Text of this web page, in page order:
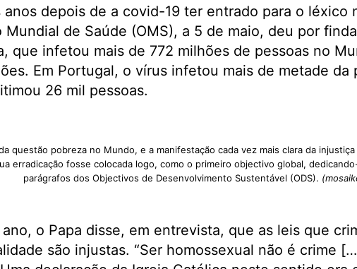
anos depois de a covid-19 ter entrado para o léxico
Mundial de Saúde (OMS), a 5 de maio, deu por
que infetou mais de 772 milhões de pessoas no
Em Portugal, o vírus infetou mais de metade da
26 mil pessoas.
questão pobreza no Mundo, e a manifestação cada vez mais clara da
erradicação fosse colocada logo, como o primeiro objectivo global,
parágrafos dos Objectivos de Desenvolvimento Sustentável (ODS).
o Papa disse, em entrevista, que as leis que
são injustas. “Ser homossexual não é crime